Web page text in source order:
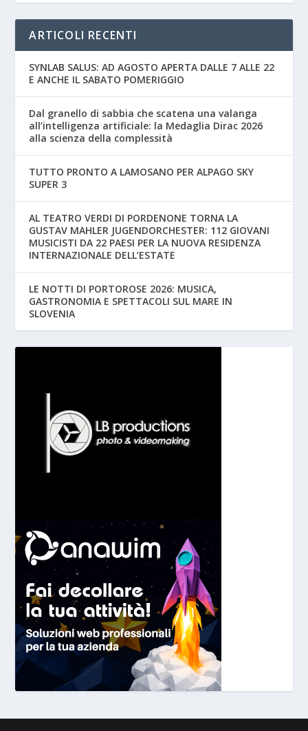
ARTICOLI RECENTI
SYNLAB SALUS: AD AGOSTO APERTA DALLE 7 ALLE 22
E ANCHE IL SABATO POMERIGGIO
Dal granello di sabbia che scatena una valanga
all’intelligenza artificiale: la Medaglia Dirac 2026
alla scienza della complessità
TUTTO PRONTO A LAMOSANO PER ALPAGO SKY
SUPER 3
AL TEATRO VERDI DI PORDENONE TORNA LA
GUSTAV MAHLER JUGENDORCHESTER: 112 GIOVANI
MUSICISTI DA 22 PAESI PER LA NUOVA RESIDENZA
INTERNAZIONALE DELL’ESTATE
LE NOTTI DI PORTOROSE 2026: MUSICA,
GASTRONOMIA E SPETTACOLI SUL MARE IN
SLOVENIA